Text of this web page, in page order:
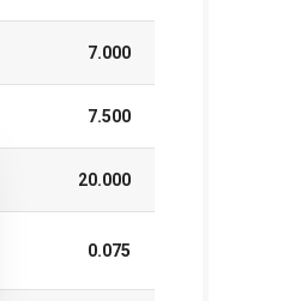
7.000
7.500
20.000
0.075